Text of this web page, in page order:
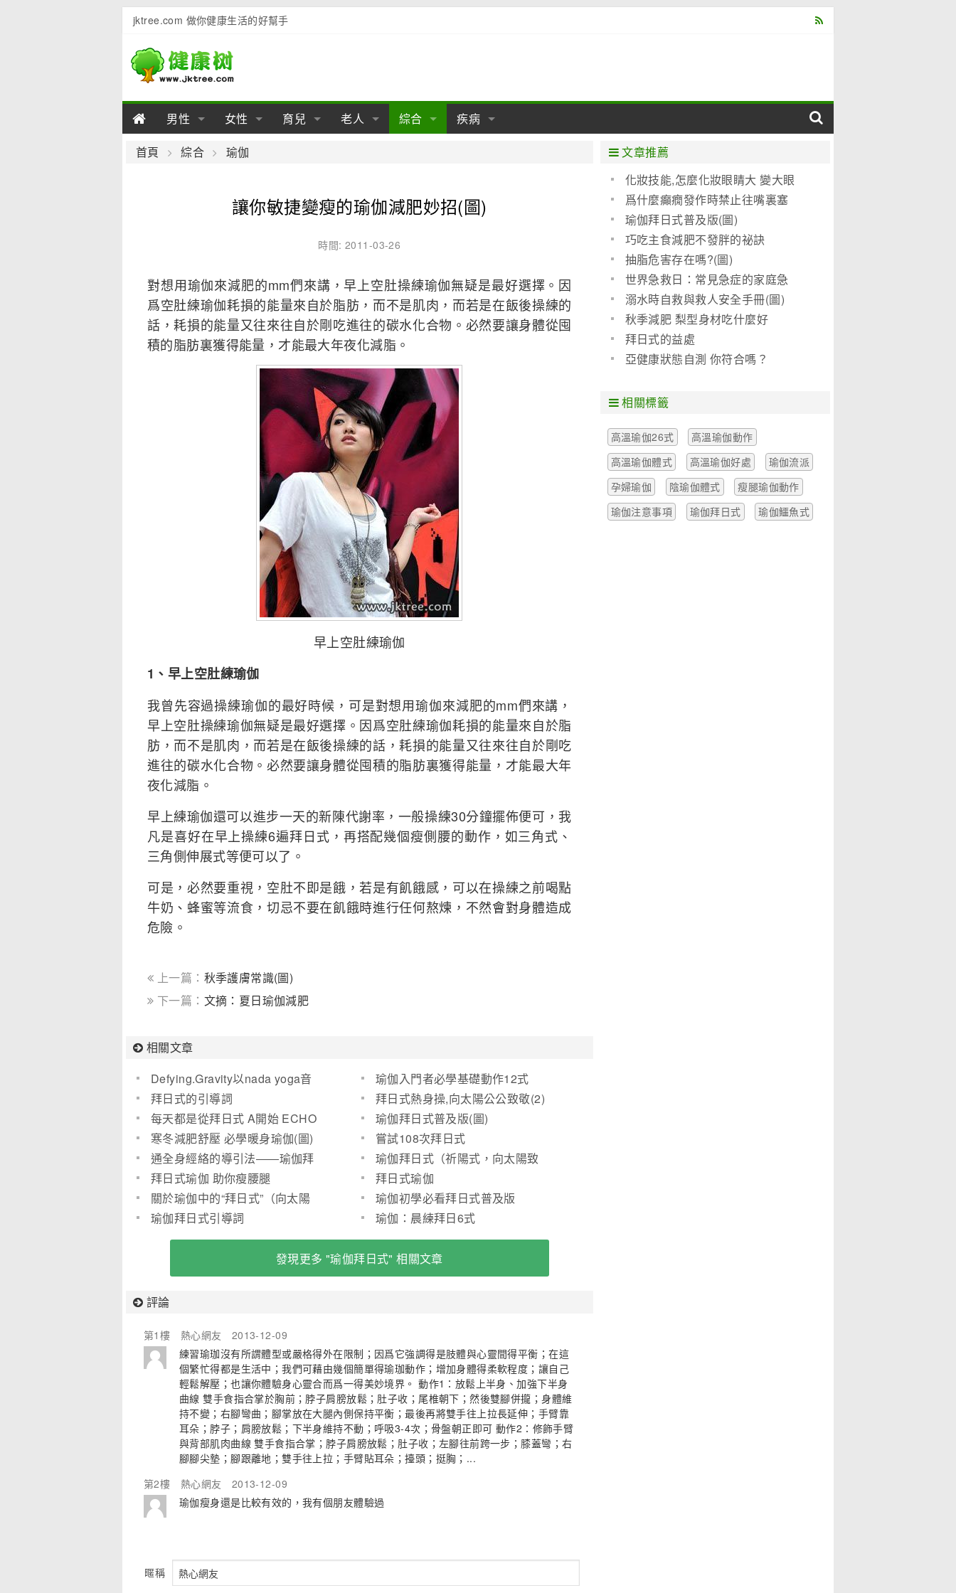
jktree.com 做你健康生活的好幫手
男性
男性陽痿
男性早泄
男性用品 男性疾病
女性
女性乳房
女性飲食
女性生理 女性疾病
育兒
幼兒期
學前期 母嬰用品
老人
老人用品
老人護理
綜合
亞健康
急救自救
疾病
肝病
泌尿科
肛腸科
心血管
口腔科
內科
首頁 綜合 瑜伽
讓你敏捷變瘦的瑜伽減肥妙招(圖)
時間: 2011-03-26
對想用瑜伽來減肥的mm們來講，早上空肚操練瑜伽無疑是最好選擇。因
爲空肚練瑜伽耗損的能量來自於脂肪，而不是肌肉，而若是在飯後操練的
話，耗損的能量又往來往自於剛吃進往的碳水化合物。必然要讓身體從囤
積的脂肪裏獲得能量，才能最大年夜化減脂。
早上空肚練瑜伽
1、早上空肚練瑜伽
我曾先容過操練瑜伽的最好時候，可是對想用瑜伽來減肥的mm們來講，
早上空肚操練瑜伽無疑是最好選擇。因爲空肚練瑜伽耗損的能量來自於脂
肪，而不是肌肉，而若是在飯後操練的話，耗損的能量又往來往自於剛吃
進往的碳水化合物。必然要讓身體從囤積的脂肪裏獲得能量，才能最大年
夜化減脂。
早上練瑜伽還可以進步一天的新陳代謝率，一般操練30分鐘擺佈便可，我
凡是喜好在早上操練6遍拜日式，再搭配幾個瘦側腰的動作，如三角式、
三角側伸展式等便可以了。
可是，必然要重視，空肚不即是餓，若是有飢餓感，可以在操練之前喝點
牛奶、蜂蜜等流食，切忌不要在飢餓時進行任何熬煉，不然會對身體造成
危險。
上一篇： 秋季護膚常識(圖)
下一篇： 文摘：夏日瑜伽減肥
相關文章
Defying.Gravity以nada yoga音
流瑜伽造的影片(圖)
瑜伽入門者必學基礎動作12式
拜日式的引導詞
拜日式熱身操,向太陽公公致敬(2)
每天都是從拜日式 A開始 ECHO
瑜伽拜日式普及版(圖)
寒冬減肥舒壓 必學暖身瑜伽(圖)
嘗試108次拜日式
通全身經絡的導引法――瑜伽拜
日式（1）
瑜伽拜日式（祈陽式，向太陽致
敬式）
拜日式瑜伽 助你瘦腰腿
拜日式瑜伽
關於瑜伽中的“拜日式”（向太陽
致敬）
瑜伽初學必看拜日式普及版
瑜伽拜日式引導詞
瑜伽：晨練拜日6式
發現更多 "瑜伽拜日式" 相關文章
評論
第1樓 熱心網友
2013-12-09
練習瑜珈沒有所謂體型或嚴格得外在限制；因爲它強調得是肢體與心靈間得平衡；在這
個繁忙得都是生活中；我們可藉由幾個簡單得瑜珈動作；增加身體得柔軟程度；讓自己
輕鬆解壓；也讓你體驗身心靈合而爲一得美妙境界。 動作1：放鬆上半身、加強下半身
曲線 雙手食指合掌於胸前；脖子肩膀放鬆；肚子收；尾椎朝下；然後雙腳併攏；身體維
持不變；右腳彎曲；腳掌放在大腿內側保持平衡；最後再將雙手往上拉長延伸；手臂靠
耳朵；脖子；肩膀放鬆；下半身維持不動；呼吸3-4次；骨盤朝正即可 動作2：修飾手臂
與背部肌肉曲線 雙手食指合掌；脖子肩膀放鬆；肚子收；左腳往前跨一步；膝蓋彎；右
腳腳尖墊；腳跟離地；雙手往上拉；手臂貼耳朵；擡頭；挺胸；...
第2樓
熱心網友
2013-12-09
瑜伽瘦身還是比較有效的，我有個朋友體驗過
暱稱
文章推薦
化妝技能,怎麼化妝眼睛大 變大眼
睛化妝教程(圖)
爲什麼癲癇發作時禁止往嘴裏塞
任何東西?
瑜伽拜日式普及版(圖)
巧吃主食減肥不發胖的祕訣
抽脂危害存在嗎?(圖)
世界急救日：常見急症的家庭急
救
溺水時自救與救人安全手冊(圖)
秋季減肥 梨型身材吃什麼好
拜日式的益處
亞健康狀態自測 你符合嗎？
相關標籤
高溫瑜伽26式
高溫瑜伽動作
高溫瑜伽體式
高溫瑜伽好處
瑜伽流派
孕婦瑜伽
陰瑜伽體式
瘦腿瑜伽動作
瑜伽注意事項
瑜伽拜日式 瑜伽鱷魚式